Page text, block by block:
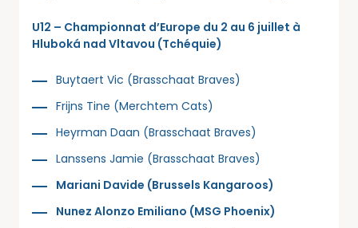
U12 – Championnat d’Europe du 2 au 6 juillet à
Hluboká nad Vltavou (Tchéquie)
Buytaert Vic (Brasschaat Braves)
Frijns Tine (Merchtem Cats)
Heyrman Daan (Brasschaat Braves)
Lanssens Jamie (Brasschaat Braves)
Mariani Davide (Brussels Kangaroos)
Nunez Alonzo Emiliano (MSG Phoenix)